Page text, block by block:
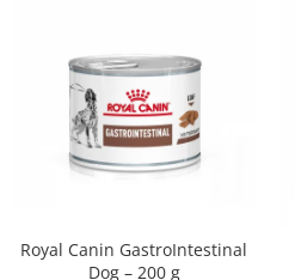
Royal Canin GastroIntestinal
Dog – 200 g